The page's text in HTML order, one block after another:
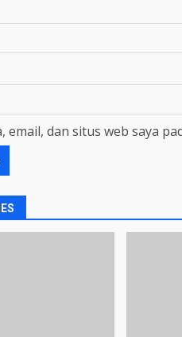
email, dan situs web saya